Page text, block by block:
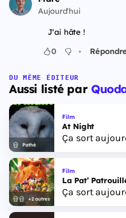
Aujourd'hui
J'ai hâte !
0 •
DU MÊME ÉDITEUR
Aussi listé par
Pathé
Film
At Night
Ça sort
+2 autres
Film
La Pat’
Ça sort